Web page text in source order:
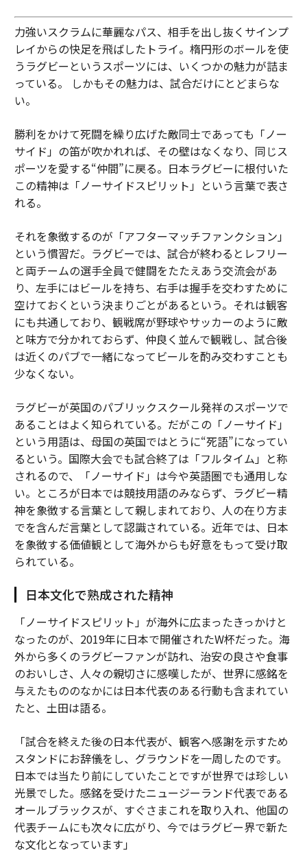
力強いスクラムに華麗なパス、相手を出し抜くサインプ
レイからの快足を飛ばしたトライ。楕円形のボールを使
うラグビーというスポーツには、いくつかの魅力が詰ま
っている。 しかもその魅力は、試合だけにとどまらな
い。
勝利をかけて死闘を繰り広げた敵同士であっても「ノー
サイド」の笛が吹かれれば、その壁はなくなり、同じス
ポーツを愛する“仲間”に戻る。日本ラグビーに根付いた
この精神は「ノーサイドスピリット」という言葉で表さ
れる。
それを象徴するのが「アフターマッチファンクション」
という慣習だ。ラグビーでは、試合が終わるとレフリー
と両チームの選手全員で健闘をたたえあう交流会があ
り、左手にはビールを持ち、右手は握手を交わすために
空けておくという決まりごとがあるという。それは観客
にも共通しており、観戦席が野球やサッカーのように敵
と味方で分かれておらず、仲良く並んで観戦し、試合後
は近くのパブで一緒になってビールを酌み交わすことも
少なくない。
ラグビーが英国のパブリックスクール発祥のスポーツで
あることはよく知られている。だがこの「ノーサイド」
という用語は、母国の英国ではとうに“死語”になってい
るという。国際大会でも試合終了は「フルタイム」と称
されるので、「ノーサイド」は今や英語圏でも通用しな
い。ところが日本では競技用語のみならず、ラグビー精
神を象徴する言葉として親しまれており、人の在り方ま
でを含んだ言葉として認識されている。近年では、日本
を象徴する価値観として海外からも好意をもって受け取
られている。
日本文化で熟成された精神
「ノーサイドスピリット」が海外に広まったきっかけと
なったのが、2019年に日本で開催されたW杯だった。海
外から多くのラグビーファンが訪れ、治安の良さや食事
のおいしさ、人々の親切さに感嘆したが、世界に感銘を
与えたもののなかには日本代表のある行動も含まれてい
たと、土田は語る。
「試合を終えた後の日本代表が、観客へ感謝を示すため
スタンドにお辞儀をし、グラウンドを一周したのです。
日本では当たり前にしていたことですが世界では珍しい
光景でした。感銘を受けたニュージーランド代表である
オールブラックスが、すぐさまこれを取り入れ、他国の
代表チームにも次々に広がり、今ではラグビー界で新た
な文化となっています」